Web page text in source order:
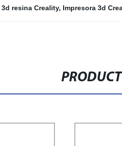
resina Creality, Impresora 3d